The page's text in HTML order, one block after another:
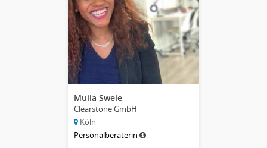
Muila Swele
Clearstone GmbH
Köln
Personalberaterin